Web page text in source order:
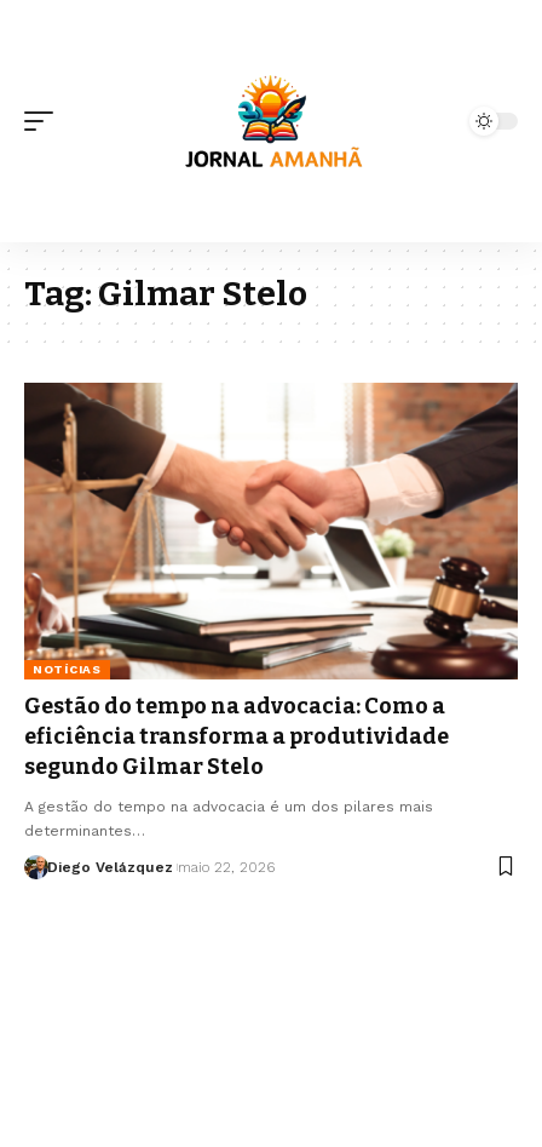
Tag:Gilmar Stelo
NOTÍCIAS
Gestão do tempo na advocacia: Como a
eficiência transforma a produtividade
segundo Gilmar Stelo
A gestão do tempo na advocacia é um dos pilares mais
determinantes…
Diego Velázquez maio 22, 2026